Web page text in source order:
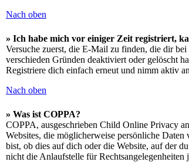
Nach oben
» Ich habe mich vor einiger Zeit registriert,
Versuche zuerst, die E-Mail zu finden, die dir
verschieden Gründen deaktiviert oder gelöscht
Registriere dich einfach erneut und nimm aktiv
Nach oben
» Was ist COPPA?
COPPA, ausgeschrieben Child Online Privacy
Websites, die möglicherweise persönliche
bist, ob dies auf dich oder die Website, auf der
nicht die Anlaufstelle für